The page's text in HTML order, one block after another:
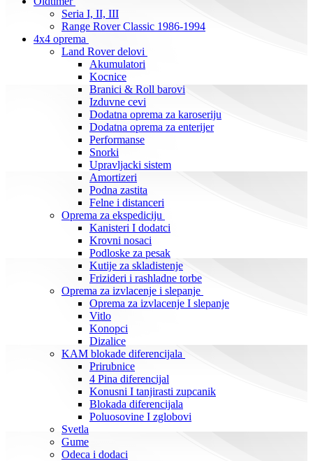
Seria I, II, III
Range Rover Classic 1986-1994
4x4 oprema
Land Rover delovi
Akumulatori
Kocnice
Branici & Roll barovi
Izduvne cevi
Dodatna oprema za karoseriju
Dodatna oprema za enterijer
Performanse
Snorki
Upravljacki sistem
Amortizeri
Podna zastita
Felne i distanceri
Oprema za ekspediciju
Kanisteri I dodatci
Krovni nosaci
Podloske za pesak
Kutije za skladistenje
Frizideri i rashladne torbe
Oprema za izvlacenje i slepanje
Oprema za izvlacenje I slepanje
Vitlo
Konopci
Dizalice
KAM blokade diferencijala
Prirubnice
4 Pina diferencijal
Konusni I tanjirasti zupcanik
Blokada diferencijala
Poluosovine I zglobovi
Svetla
Gume
Odeca i dodaci